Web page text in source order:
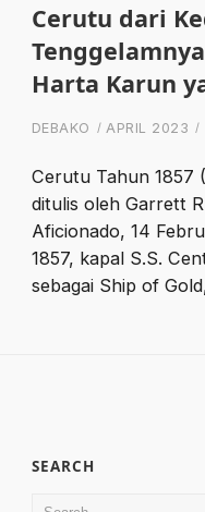
Cerutu dari
Harta Karun
DEBAKO APRIL 2023
Cerutu Tahun 1857
ditulis oleh Garrett
Aficionado, 14
1857, kapal S.S.
sebagai Ship of
SEARCH
Search